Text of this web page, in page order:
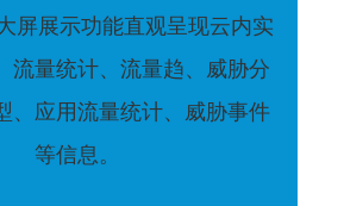
屏展示功能直观呈现云内实
流量统计、流量趋、威胁分
、应用流量统计、威胁事件
等信息。